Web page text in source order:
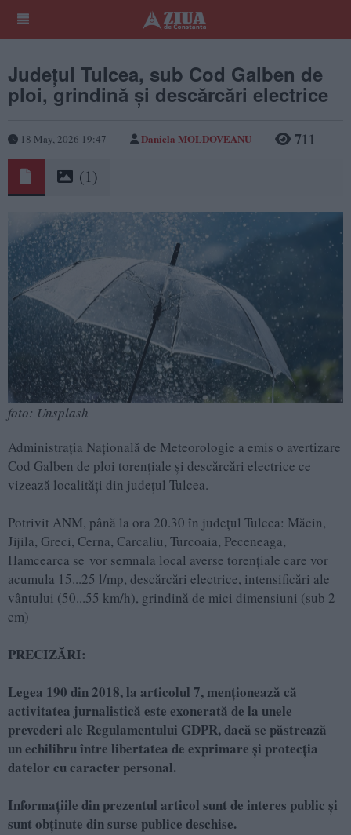
Județul Tulcea, sub Cod Galben de
ploi, grindină și descărcări electrice
18 May, 2026 19:47 Daniela MOLDOVEANU 711
(1)
foto: Unsplash
Administrația Națională de Meteorologie a emis o avertizare
Cod Galben de ploi torențiale și descărcări electrice ce
vizează localități din județul Tulcea.
Potrivit ANM, până la ora 20.30 în județul Tulcea: Măcin,
Jijila, Greci, Cerna, Carcaliu, Turcoaia, Peceneaga,
Hamcearca se vor semnala local averse torențiale care vor
acumula 15...25 l/mp, descărcări electrice, intensificări ale
vântului (50...55 km/h), grindină de mici dimensiuni (sub 2
cm)
PRECIZĂRI:
Legea 190 din 2018, la articolul 7, menţionează că
activitatea jurnalistică este exonerată de la unele
prevederi ale Regulamentului GDPR, dacă se păstrează
un echilibru între libertatea de exprimare şi protecţia
datelor cu caracter personal.
Informațiile din prezentul articol sunt de interes public și
sunt obținute din surse publice deschise.